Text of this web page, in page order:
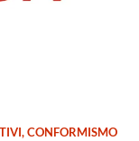
CONFORMISMO